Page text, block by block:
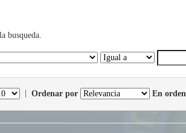
busqueda.
Ordenar por En orden